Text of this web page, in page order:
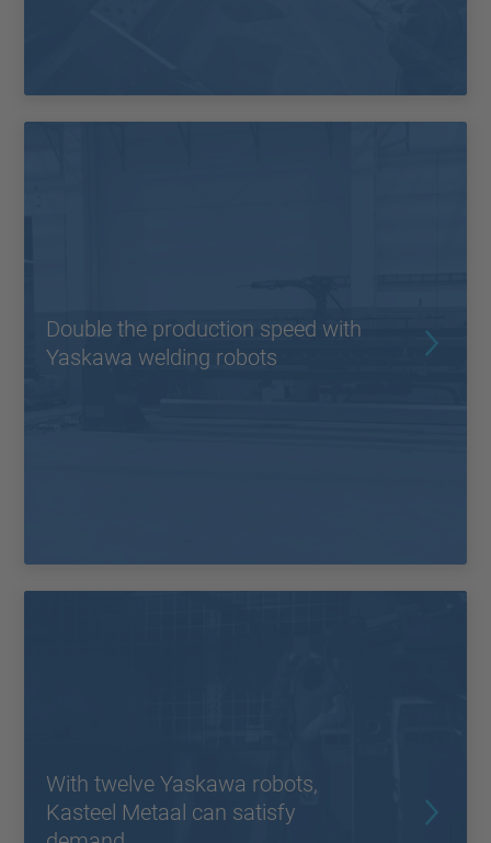
Double the production speed with
Yaskawa welding robots
With twelve Yaskawa robots,
Kasteel Metaal can satisfy